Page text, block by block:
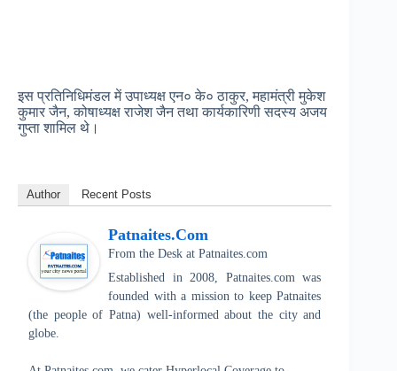
इस प्रतिनिधिमंडल में उपाध्यक्ष एन० के० ठाकुर, महामंत्री मुकेश
कुमार जैन, कोषाध्यक्ष राजेश जैन तथा कार्यकारिणी सदस्य अजय
गुप्ता शामिल थे।
Author Recent Posts
Patnaites.com
From the Desk at Patnaites.com
Established in 2008, Patnaites.com was
founded with a mission to keep Patnaites
(the people of Patna) well-informed about the city and
globe.